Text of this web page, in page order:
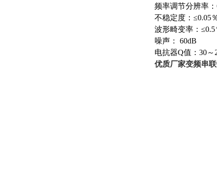
频率调节分辨率：
不稳定度：≤0.05
波形畸变率：≤0.5
噪声： 60dB
电抗器Q值：30～
优质厂家变频串